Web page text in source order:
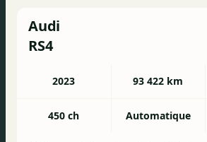
Audi
RS4
2023 93 422 km
450 ch Automatique